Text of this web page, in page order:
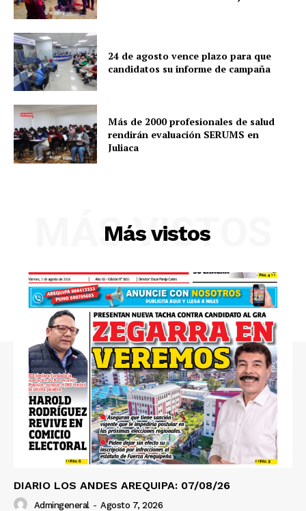
Nosotros
Contacto
Prensa
24 de agosto vence plazo para que
candidatos su informe de campaña
Más de 2000 profesionales de salud
rendirán evaluación SERUMS en
Juliaca
Más vistos
MÁS VISTOS
DIARIO LOS ANDES AREQUIPA: 07/08/26
Admingeneral - Agosto 7, 2026